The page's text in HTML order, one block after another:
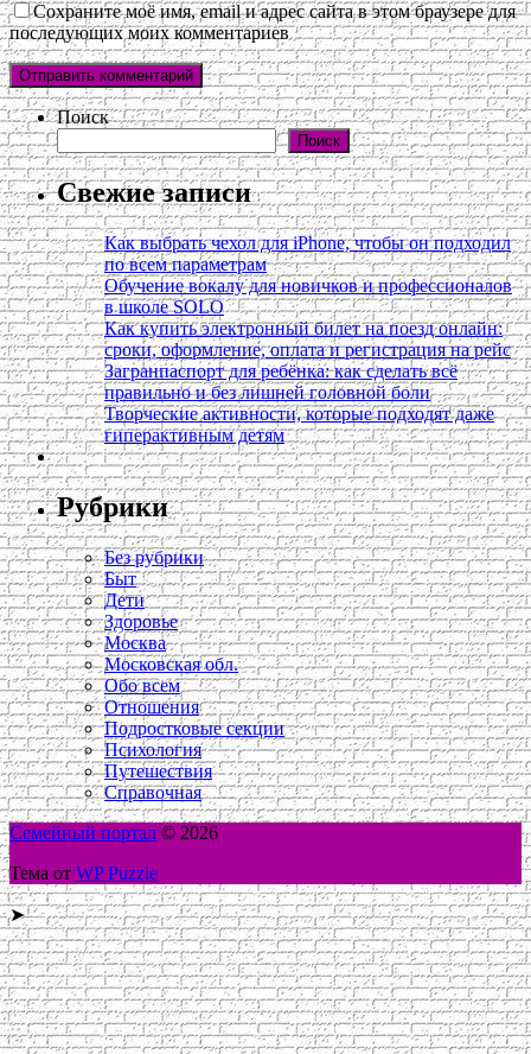
Сохраните моё имя, email и адрес сайта в этом браузере для
последующих моих комментариев
Поиск
Поиск
Свежие записи
Как выбрать чехол для iPhone, чтобы он подходил
по всем параметрам
Обучение вокалу для новичков и профессионалов
в школе SOLO
Как купить электронный билет на поезд онлайн:
сроки, оформление, оплата и регистрация на рейс
Загранпаспорт для ребёнка: как сделать всё
правильно и без лишней головной боли
Творческие активности, которые подходят даже
гиперактивным детям
Рубрики
Без рубрики
Быт
Дети
Здоровье
Москва
Московская обл.
Обо всем
Отношения
Подростковые секции
Психология
Путешествия
Справочная
Семейный портал © 2026
Тема от WP Puzzle
➤